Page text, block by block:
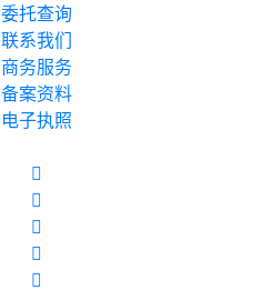
委托查询
联系我们
商务服务
备案资料
电子执照